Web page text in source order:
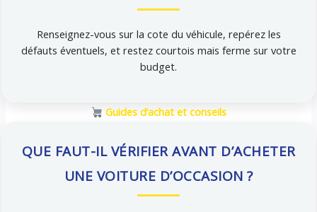
Renseignez-vous sur la cote du véhicule, repérez les
défauts éventuels, et restez courtois mais ferme sur votre
budget.
Guides d’achat et conseils
QUE FAUT-IL VÉRIFIER AVANT D’ACHETER
UNE VOITURE D’OCCASION ?